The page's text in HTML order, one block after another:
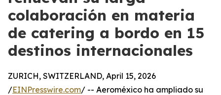
colaboración en materia
de catering a bordo en 15
destinos internacionales
ZURICH, SWITZERLAND, April 15, 2026
/EINPresswire.com/ -- Aeroméxico ha ampliado su